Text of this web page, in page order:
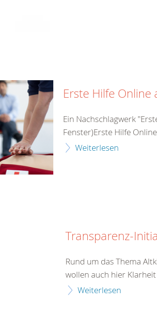
Erste Hilfe Online
Ein Nachschlagwerk
Fenster)Erste Hilfe
Weiterlesen
Transparenz-
Rund um das Thema
wollen auch hier
Weiterlesen